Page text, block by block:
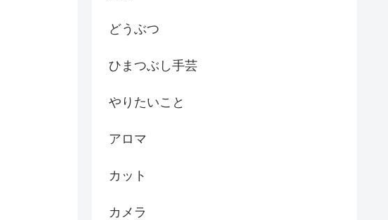
どうぶつ
ひまつぶし手芸
やりたいこと
アロマ
カット
カメラ